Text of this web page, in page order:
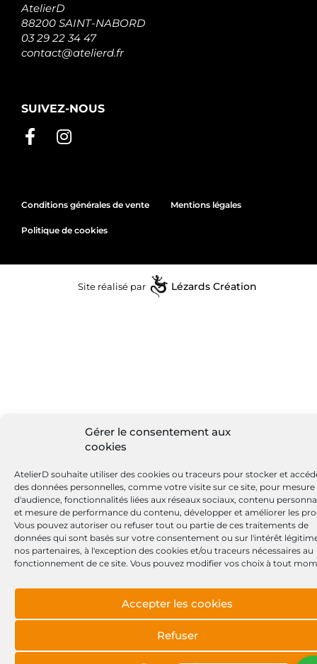
Gérer le consentement aux
cookies
AtelierD souhaite utiliser des cookies ou traceurs pour stocker et
des données personnelles, comme votre visite sur ce site, pour mesure
d'audience, fonctionnalités liées aux réseaux sociaux, contenu
et mesure de performance du contenu, développer et améliorer les
Vous pouvez autoriser ou refuser tout ou partie de ces traitements de
données qui sont basés sur votre consentement ou sur l'intérêt
nos partenaires, à l'exception des cookies et/ou traceurs nécessaires au
fonctionnement de ce site. Vous pouvez modifier vos choix à tout
Accepter les cookies
Refuser
AtelierD
88200 SAINT-NABORD
03 29 22 34 47
contact@atelierd.fr
SUIVEZ-NOUS
Conditions générales de vente Mentions légales
Politique de cookies
Site réalisé par Lézards Création